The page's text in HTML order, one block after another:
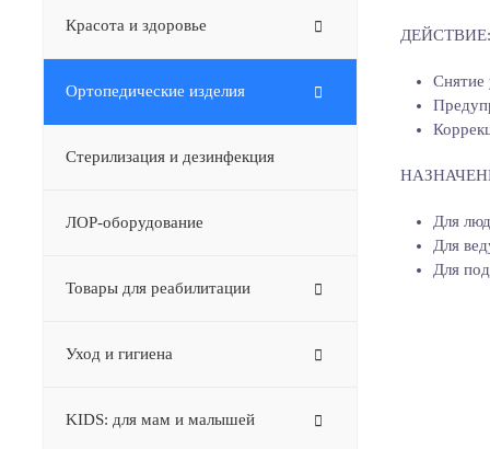
ДЕЙСТВИЕ:
Снятие
Для
Для
Для
Красота и здоровье
Ортопедические изделия
Стерилизация и дезинфекция
ЛОР-оборудование
Товары для реабилитации
Уход и гигиена
KIDS: для мам и малышей